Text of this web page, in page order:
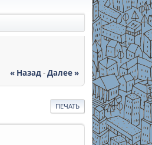
« Назад-Далее »
ПЕЧАТЬ